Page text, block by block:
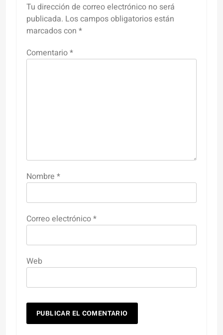
Tu dirección de correo electrónico no será
publicada. Los campos obligatorios están
marcados con *
Comentario*
Nombre *
Correo electrónico*
Web